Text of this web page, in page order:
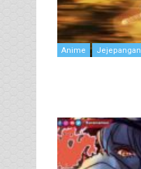
Anime Jejepangan